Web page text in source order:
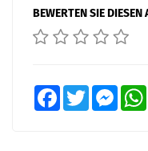
BEWERTEN SIE DIESEN
FacebookTwitter